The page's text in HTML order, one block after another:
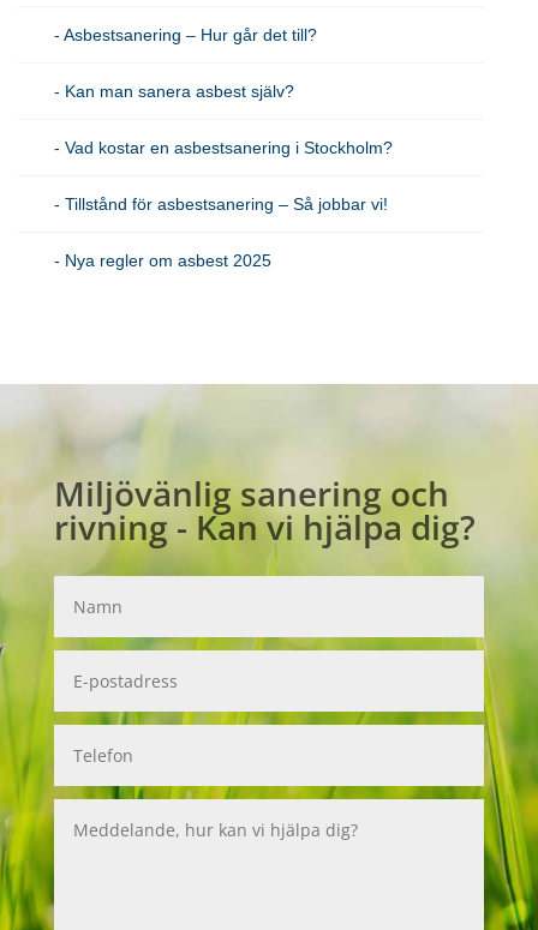
- Asbestsanering – Hur går det till?
- Kan man sanera asbest själv?
- Vad kostar en asbestsanering i Stockholm?
- Tillstånd för asbestsanering – Så jobbar vi!
- Nya regler om asbest 2025
Miljövänlig sanering och
rivning - Kan vi hjälpa dig?